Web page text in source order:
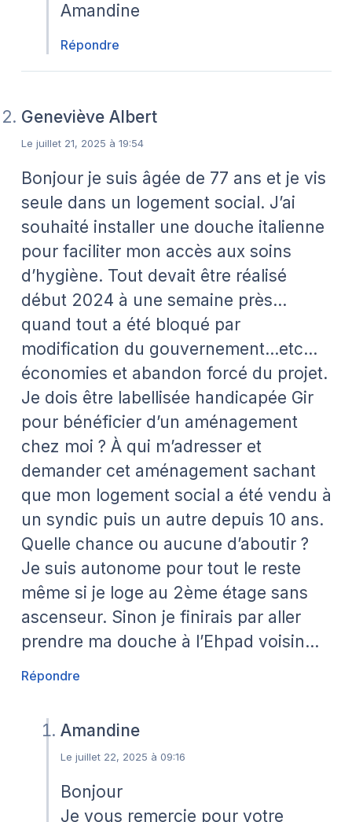
Amandine
Répondre
Geneviève Albert
Le juillet 21, 2025 à 19:54
Bonjour je suis âgée de 77 ans et je vis
seule dans un logement social. J’ai
souhaité installer une douche italienne
pour faciliter mon accès aux soins
d’hygiène. Tout devait être réalisé
début 2024 à une semaine près…
quand tout a été bloqué par
modification du gouvernement…etc…
économies et abandon forcé du projet.
Je dois être labellisée handicapée Gir
pour bénéficier d’un aménagement
chez moi ? À qui m’adresser et
demander cet aménagement sachant
que mon logement social a été vendu à
un syndic puis un autre depuis 10 ans.
Quelle chance ou aucune d’aboutir ?
Je suis autonome pour tout le reste
même si je loge au 2ème étage sans
ascenseur. Sinon je finirais par aller
prendre ma douche à l’Ehpad voisin…
Répondre
Amandine
Le juillet 22, 2025 à 09:16
Bonjour
Je vous remercie pour votre